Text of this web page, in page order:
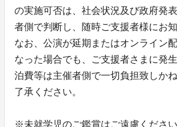
の実施可否は、社会状況及び政府発
者側で判断し、随時ご支援者様にお
なお、公演が延期またはオンライン
なった場合でも、ご支援者さまに発
泊費等は主催者側で一切負担致しか
了承ください。
※未就学児のご鑑賞はご遠慮ください